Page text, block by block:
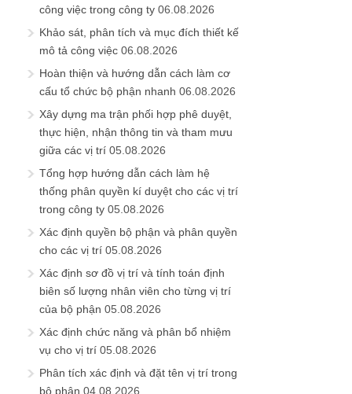
công việc trong công ty 06.08.2026
Khảo sát, phân tích và mục đích thiết kế
mô tả công việc 06.08.2026
Hoàn thiện và hướng dẫn cách làm cơ
cấu tổ chức bộ phận nhanh 06.08.2026
Xây dựng ma trận phối hợp phê duyệt,
thực hiện, nhận thông tin và tham mưu
giữa các vị trí 05.08.2026
Tổng hợp hướng dẫn cách làm hệ
thống phân quyền kí duyệt cho các vị trí
trong công ty 05.08.2026
Xác định quyền bộ phận và phân quyền
cho các vị trí 05.08.2026
Xác định sơ đồ vị trí và tính toán định
biên số lượng nhân viên cho từng vị trí
của bộ phận 05.08.2026
Xác định chức năng và phân bổ nhiệm
vụ cho vị trí 05.08.2026
Phân tích xác định và đặt tên vị trí trong
bộ phận 04.08.2026